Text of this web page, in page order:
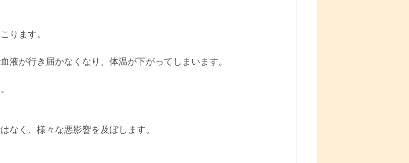
ります。
液が行き届かなくなり、体温が下がってしまいます。
なく、様々な悪影響を及ぼします。